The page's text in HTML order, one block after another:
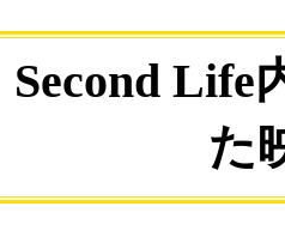
Second Life
た